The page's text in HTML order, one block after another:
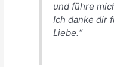
und führe
Ich danke dir
Liebe.“